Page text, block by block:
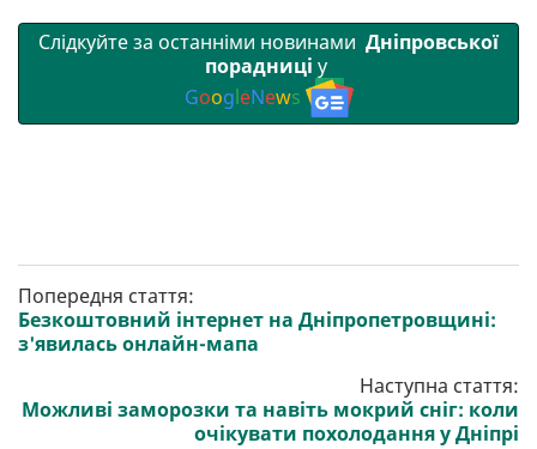
Слідкуйте за останніми новинами Дніпровської
порадниці у
GoogleNews
Попередня стаття:
Безкоштовний інтернет на Дніпропетровщині:
з'явилась онлайн-мапа
Наступна стаття:
Можливі заморозки та навіть мокрий сніг: коли
очікувати похолодання у Дніпрі